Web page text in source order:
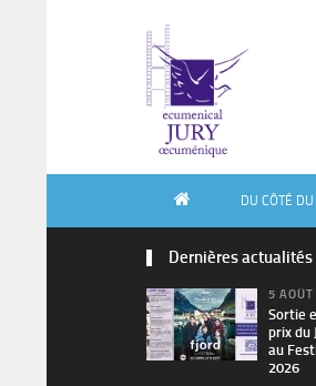
DU CÔTÉ
Dernières actualités
5
Sortie
prix du
au
2026